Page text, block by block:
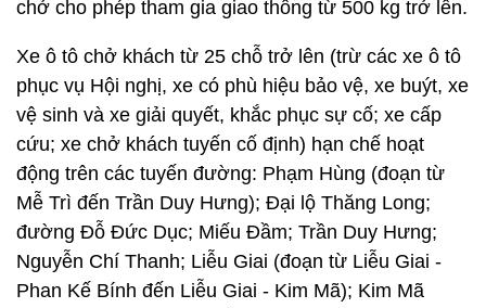
chở cho phép tham gia giao thông từ 500 kg trở lên.
Xe ô tô chở khách từ 25 chỗ trở lên (trừ các xe ô tô
phục vụ Hội nghị, xe có phù hiệu bảo vệ, xe buýt, xe
vệ sinh và xe giải quyết, khắc phục sự cố; xe cấp
cứu; xe chở khách tuyến cố định) hạn chế hoạt
động trên các tuyến đường: Phạm Hùng (đoạn từ
Mễ Trì đến Trần Duy Hưng); Đại lộ Thăng Long;
đường Đỗ Đức Dục; Miếu Đầm; Trần Duy Hưng;
Nguyễn Chí Thanh; Liễu Giai (đoạn từ Liễu Giai -
Phan Kế Bính đến Liễu Giai - Kim Mã); Kim Mã